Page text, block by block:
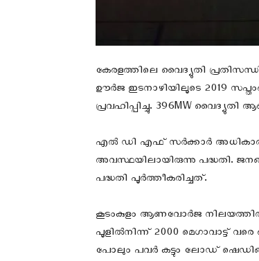
കേരളത്തിലെ വൈദ്യുതി
ഊര്‍ജ ഇടനാഴിയിലൂടെ 2019
പ്രവഹിപ്പിച്ചു. 396MW
എല്‍ ഡി എഫ് സര്‍ക്കാര്‍
അവസ്ഥയിലായിരുന്നു പദ്ധതി.
പദ്ധതി പൂര്‍ത്തീകരിച്ചത്.
കൂടംകുളം ആണവോര്‍ജ
പൂളില്‍നിന്ന്‌ 2000 മെഗാവാട്ട്‌
പോലും പവര്‍ കട്ടും ലോഡ്‌